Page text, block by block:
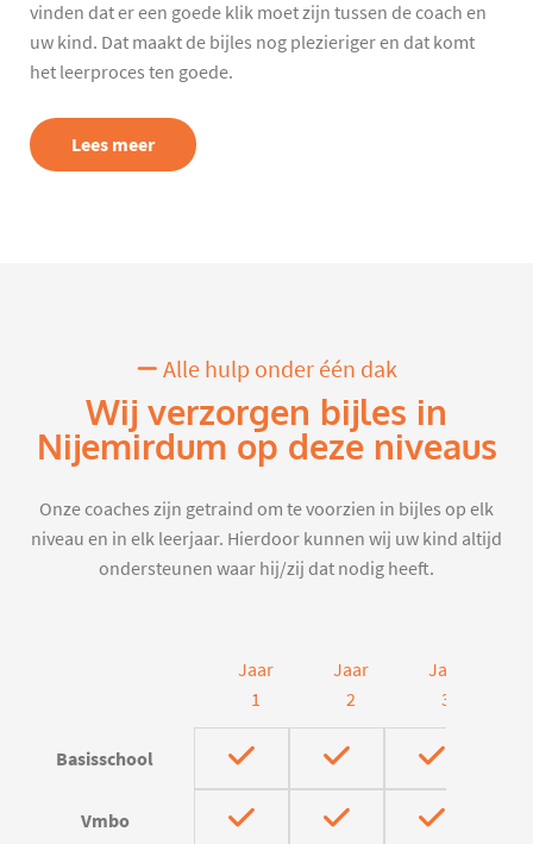
vinden dat er een goede klik moet zijn tussen de coach en
uw kind. Dat maakt de bijles nog plezieriger en dat komt
het leerproces ten goede.
Lees meer
Alle hulp onder één dak
Wij verzorgen bijles in
Nijemirdum op deze niveaus
Onze coaches zijn getraind om te voorzien in bijles op elk
niveau en in elk leerjaar. Hierdoor kunnen wij uw kind altijd
ondersteunen waar hij/zij dat nodig heeft.
Jaar
1
Jaar
2
Jaar
3
Basisschool
Vmbo